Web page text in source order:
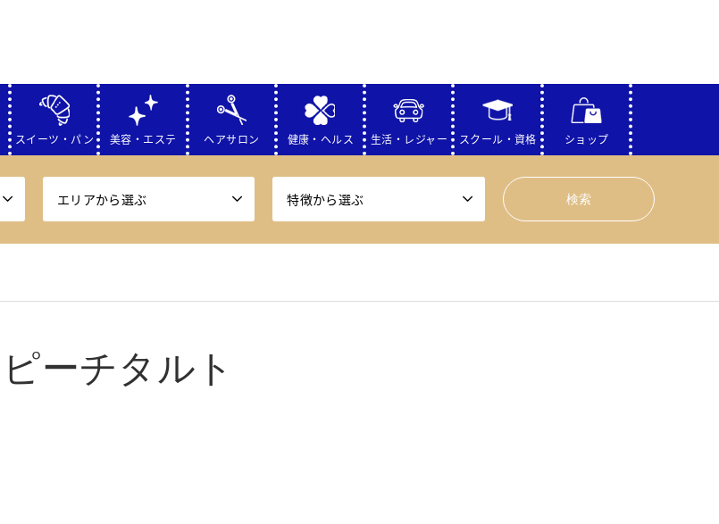
スイーツ・パン 美容・エステ ヘアサロン 健康・ヘルス 生活・レジャー スクール・資格 ショップ
エリアから選ぶ 特徴から選ぶ
ピーチタルト